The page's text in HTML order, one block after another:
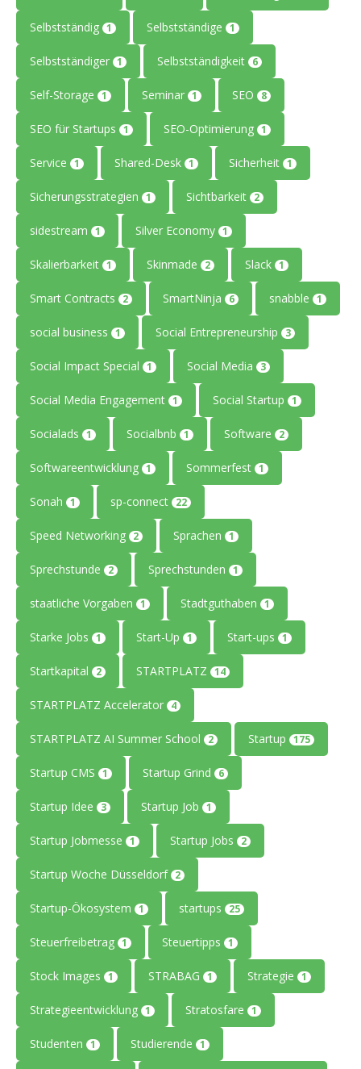
Selbstständig 1 Selbstständige 1
Selbstständiger 1 Selbstständigkeit 6
Self-Storage 1 Seminar 1 SEO 8
SEO für Startups 1 SEO-Optimierung 1
Service 1 Shared-Desk 1 Sicherheit 1
Sicherungsstrategien 1 Sichtbarkeit 2
sidestream 1 Silver Economy 1
Skalierbarkeit 1 Skinmade 2 Slack 1
Smart Contracts 2 SmartNinja 6 snabble 1
social business 1 Social Entrepreneurship 3
Social Impact Special 1 Social Media 3
Social Media Engagement 1 Social Startup 1
Socialads 1 Socialbnb 1 Software 2
Softwareentwicklung 1 Sommerfest 1
Sonah 1 sp-connect 22
Speed Networking 2 Sprachen 1
Sprechstunde 2 Sprechstunden 1
staatliche Vorgaben 1 Stadtguthaben 1
Starke Jobs 1 Start-Up 1 Start-ups 1
Startkapital 2 STARTPLATZ 14
STARTPLATZ Accelerator 4
STARTPLATZ AI Summer School 2 Startup 175
Startup CMS 1 Startup Grind 6
Startup Idee 3 Startup Job 1
Startup Jobmesse 1 Startup Jobs 2
Startup Woche Düsseldorf 2
Startup-Ökosystem 1 startups 25
Steuerfreibetrag 1 Steuertipps 1
Stock Images 1 STRABAG 1 Strategie 1
Strategieentwicklung 1 Stratosfare 1
Studenten 1 Studierende 1